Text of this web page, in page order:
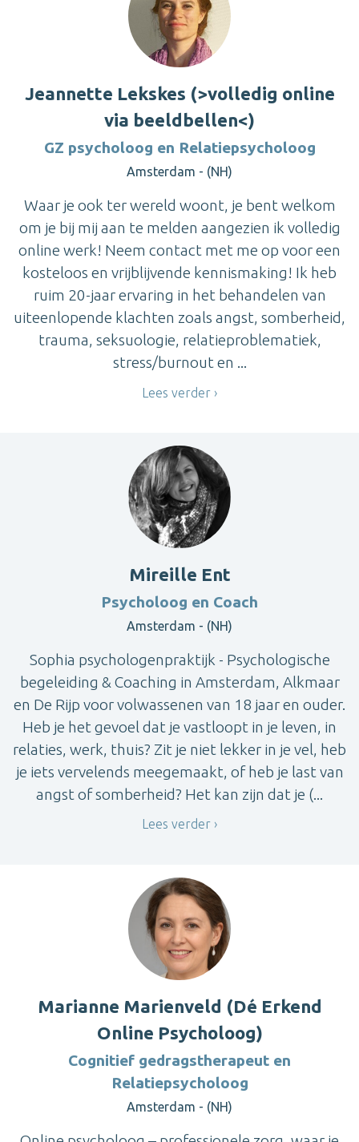
Jeannette Lekskes (>volledig online
via beeldbellen<)
GZ psycholoog en Relatiepsycholoog
Amsterdam - (NH)
Waar je ook ter wereld woont, je bent welkom
om je bij mij aan te melden aangezien ik volledig
online werk! Neem contact met me op voor een
kosteloos en vrijblijvende kennismaking! Ik heb
ruim 20-jaar ervaring in het behandelen van
uiteenlopende klachten zoals angst, somberheid,
trauma, seksuologie, relatieproblematiek,
stress/burnout en ...
Lees verder
Mireille Ent
Psycholoog en Coach
Amsterdam - (NH)
Sophia psychologenpraktijk - Psychologische
begeleiding & Coaching in Amsterdam, Alkmaar
en De Rijp voor volwassenen van 18 jaar en ouder.
Heb je het gevoel dat je vastloopt in je leven, in
relaties, werk, thuis? Zit je niet lekker in je vel, heb
je iets vervelends meegemaakt, of heb je last van
angst of somberheid? Het kan zijn dat je (...
Lees verder
Marianne Marienveld (Dé Erkend
Online Psycholoog)
Cognitief gedragstherapeut en
Relatiepsycholoog
Amsterdam - (NH)